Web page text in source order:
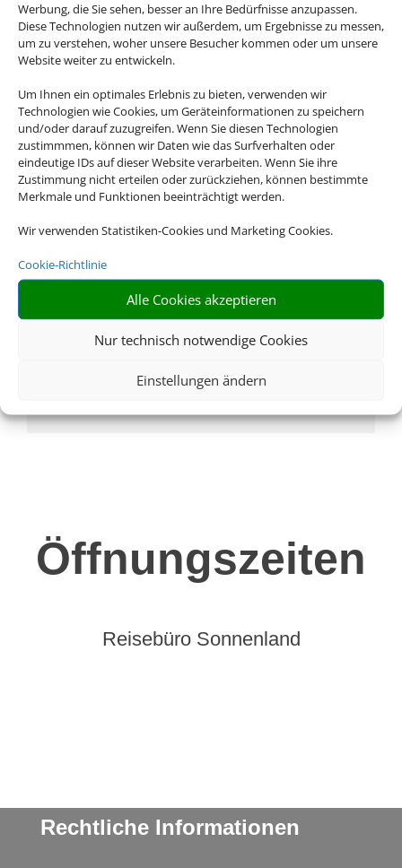
Werbung, die Sie sehen, besser an Ihre Bedürfnisse anzupassen.
Diese Technologien nutzen wir außerdem, um Ergebnisse zu messen,
um zu verstehen, woher unsere Besucher kommen oder um unsere
Website weiter zu entwickeln.
Um Ihnen ein optimales Erlebnis zu bieten, verwenden wir
Technologien wie Cookies, um Geräteinformationen zu speichern
und/oder darauf zuzugreifen. Wenn Sie diesen Technologien
zustimmmen, können wir Daten wie das Surfverhalten oder
eindeutige IDs auf dieser Website verarbeiten. Wenn Sie ihre
Zustimmung nicht erteilen oder zurückziehen, können bestimmte
Merkmale und Funktionen beeinträchtigt werden.
Wir verwenden Statistiken-Cookies und Marketing Cookies.
Cookie-Richtlinie
Alle Cookies akzeptieren
Nur technisch notwendige Cookies
Einstellungen ändern
Rufen Sie uns an
03634 39123
Schreiben Sie uns eine Email
info@reisebuero-sonnenland.de
Öffnungszeiten
Reisebüro Sonnenland
Rechtliche Informationen